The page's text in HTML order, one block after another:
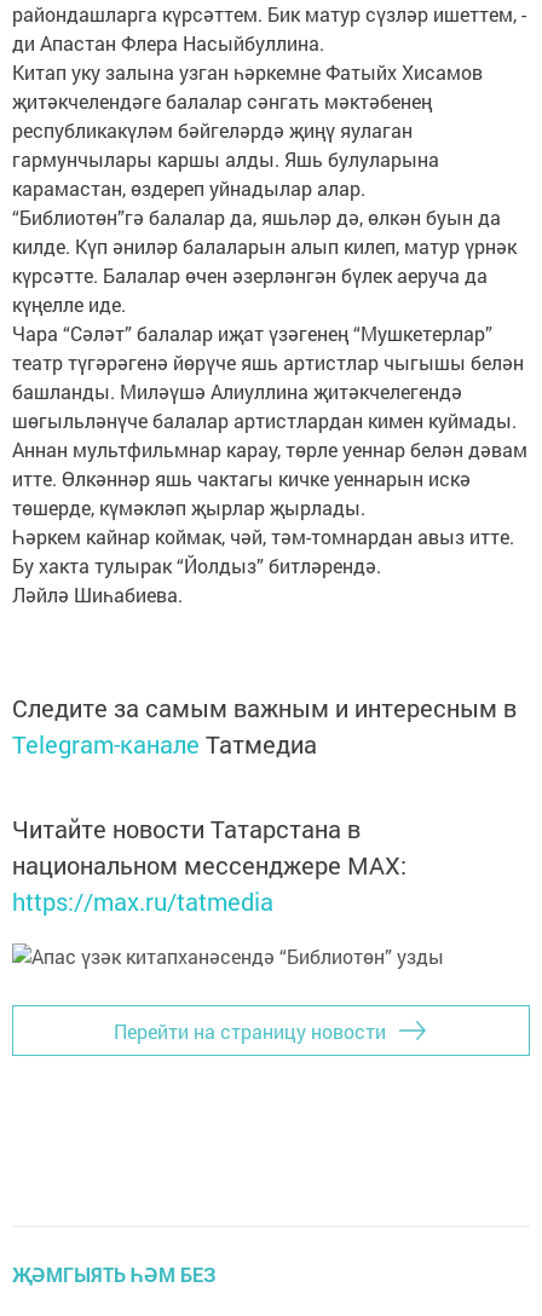
райондашларга күрсәттем. Бик матур сүзләр ишеттем, -
ди Апастан Флера Насыйбуллина.
Китап уку залына узган һәркемне Фатыйх Хисамов
җитәкчелендәге балалар сәнгать мәктәбенең
республикакүләм бәйгеләрдә җиңү яулаган
гармунчылары каршы алды. Яшь булуларына
карамастан, өздереп уйнадылар алар.
“Библиотөн”гә балалар да, яшьләр дә, өлкән буын да
килде. Күп әниләр балаларын алып килеп, матур үрнәк
күрсәтте. Балалар өчен әзерләнгән бүлек аеруча да
күңелле иде.
Чара “Сәләт” балалар иҗат үзәгенең “Мушкетерлар”
театр түгәрәгенә йөрүче яшь артистлар чыгышы белән
башланды. Миләүшә Алиуллина җитәкчелегендә
шөгыльләнүче балалар артистлардан кимен куймады.
Аннан мультфильмнар карау, төрле уеннар белән дәвам
итте. Өлкәннәр яшь чактагы кичке уеннарын искә
төшерде, күмәкләп җырлар җырлады.
Һәркем кайнар коймак, чәй, тәм-томнардан авыз итте.
Бу хакта тулырак “Йолдыз” битләрендә.
Ләйлә Шиһабиева.
Следите за самым важным и интересным в
Telegram-канале Татмедиа
Читайте новости Татарстана в
национальном мессенджере MАХ:
https://max.ru/tatmedia
Перейти на страницу новости
ҖӘМГЫЯТЬ ҺӘМ БЕЗ